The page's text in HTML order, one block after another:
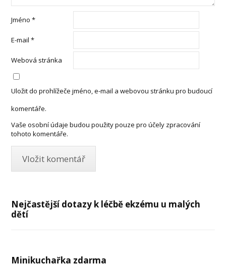
Jméno*
E-mail*
Webová stránka
Uložit do prohlížeče jméno, e-mail a webovou stránku pro budoucí
komentáře.
Vaše osobní údaje budou použity pouze pro účely zpracování
tohoto komentáře.
Nejčastější dotazy k léčbě ekzému u malých
dětí
Minikuchařka zdarma